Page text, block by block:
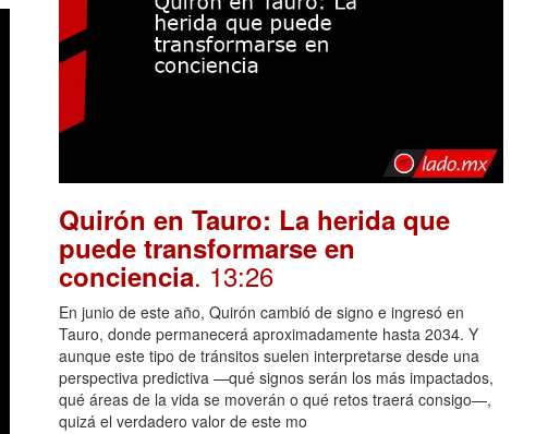
Quirón en Tauro: La herida que
puede transformarse en
conciencia. 13:26
En junio de este año, Quirón cambió de signo e ingresó en
Tauro, donde permanecerá aproximadamente hasta 2034. Y
aunque este tipo de tránsitos suelen interpretarse desde una
perspectiva predictiva —qué signos serán los más impactados,
qué áreas de la vida se moverán o qué retos traerá consigo—,
quizá el verdadero valor de este mo